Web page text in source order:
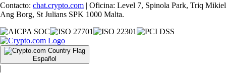
Contacto: chat.crypto.com | Oficina: Level 7, Spinola Park, Triq Mikiel
Ang Borg, St Julians SPK 1000 Malta.
Español
|